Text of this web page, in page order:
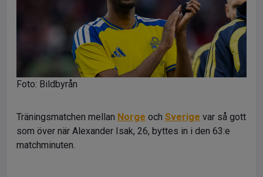
Foto: Bildbyrån
Träningsmatchen mellan Norge och Sverige var så gott
som över när Alexander Isak, 26, byttes in i den 63:e
matchminuten.